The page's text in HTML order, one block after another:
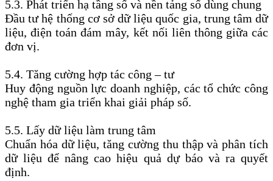
5.3. Phát triển hạ tầng số và nền tảng số dùng chung
Đầu tư hệ thống cơ sở dữ liệu quốc gia, trung tâm dữ
liệu, điện toán đám mây, kết nối liên thông giữa các
đơn vị.
5.4. Tăng cường hợp tác công – tư
Huy động nguồn lực doanh nghiệp, các tổ chức công
nghệ tham gia triển khai giải pháp số.
5.5. Lấy dữ liệu làm trung tâm
Chuẩn hóa dữ liệu, tăng cường thu thập và phân tích
dữ liệu để nâng cao hiệu quả dự báo và ra quyết
định.